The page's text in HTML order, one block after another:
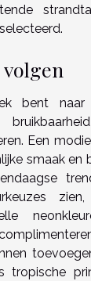
bent naar
Een
smaak en
tropische